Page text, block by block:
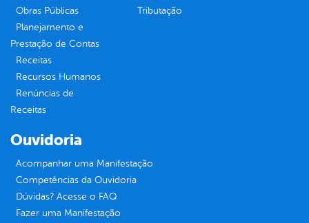
Obras Públicas
Planejamento e
Prestação de Contas
Receitas
Recursos Humanos
Renúncias de
Receitas
Tributação
Ouvidoria
Acompanhar uma Manifestação
Competências da Ouvidoria
Dúvidas? Acesse o FAQ
Fazer uma Manifestação